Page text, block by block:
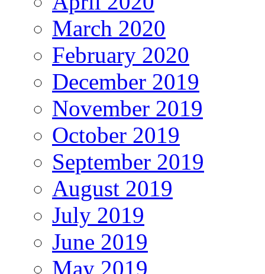
March 2020
February 2020
December 2019
November 2019
October 2019
September 2019
August 2019
July 2019
June 2019
May 2019